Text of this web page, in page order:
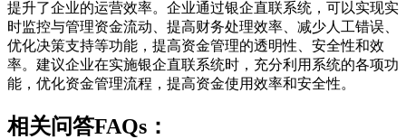
提升了企业的运营效率。企业通过银企直联系统，可以实现实
时监控与管理资金流动、提高财务处理效率、减少人工错误、
优化决策支持等功能，提高资金管理的透明性、安全性和效
率。建议企业在实施银企直联系统时，充分利用系统的各项功
能，优化资金管理流程，提高资金使用效率和安全性。
相关问答FAQs：